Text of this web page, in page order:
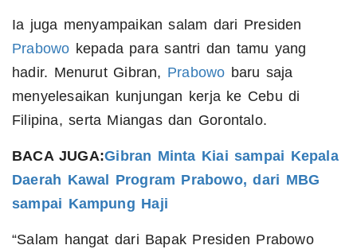
Ia juga menyampaikan salam dari Presiden
Prabowo kepada para santri dan tamu yang
hadir. Menurut Gibran, Prabowo baru saja
menyelesaikan kunjungan kerja ke Cebu di
Filipina, serta Miangas dan Gorontalo.
BACA JUGA:Gibran Minta Kiai sampai Kepala
Daerah Kawal Program Prabowo, dari MBG
sampai Kampung Haji
“Salam hangat dari Bapak Presiden Prabowo